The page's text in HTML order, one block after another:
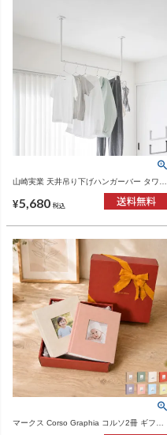
山崎実業 天井吊り下げハンガーバー タワー
W90 tower | 室内物干し・タワーシリーズ
¥5,680 税込
マークス Corso Graphia コルソ2冊 ギフト